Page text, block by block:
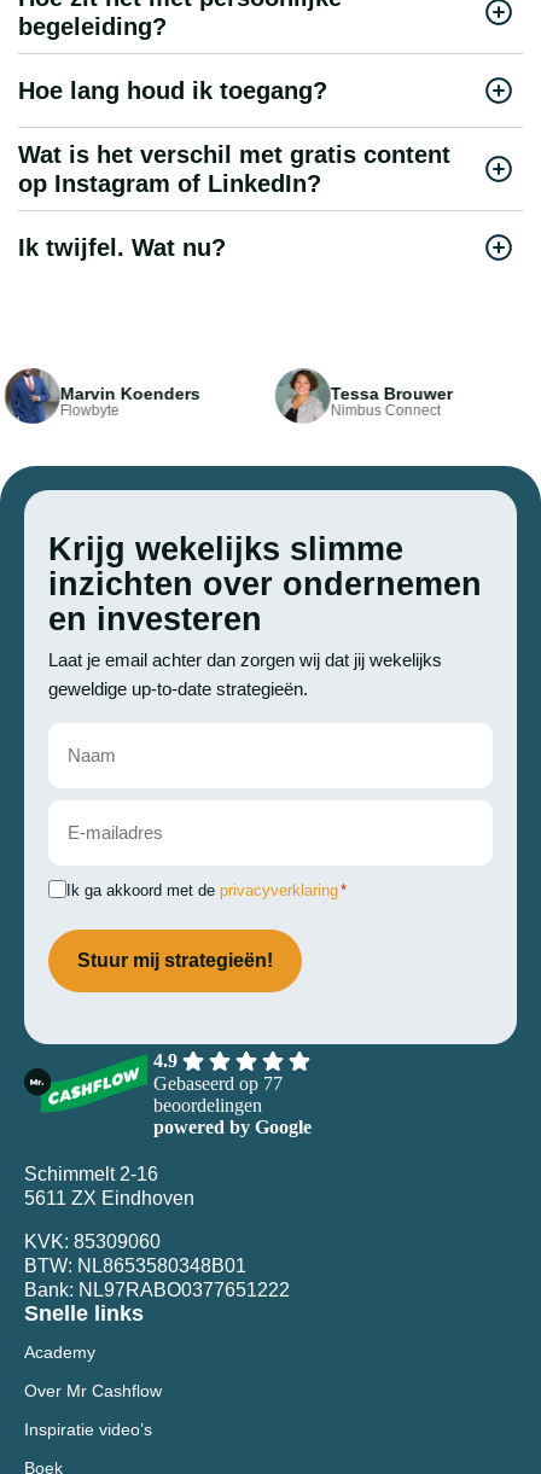
begeleiding?
Hoe lang houd ik toegang?
Wat is het verschil met gratis content
op Instagram of LinkedIn?
Ik twijfel. Wat nu?
Marvin Koenders
Flowbyte
Tessa Brouwer
Nimbus Connect
4.9
Gebaseerd op 77
beoordelingen
powered byGoogle
Schimmelt 2-16
5611 ZX Eindhoven
KVK: 85309060
BTW: NL8653580348B01
Bank: NL97RABO0377651222
Snelle links
Academy
Over Mr Cashflow
Inspiratie video’s
Boek
Krijg wekelijks slimme
inzichten over ondernemen
en investeren
Laat je email achter dan zorgen wij dat jij wekelijks
geweldige up-to-date strategieën.
Instemming
Ik ga akkoord met de privacyverklaring*